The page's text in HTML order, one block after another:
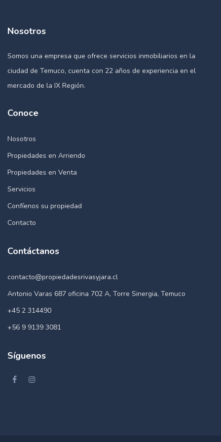
Nosotros
Somos una empresa que ofrece servicios inmobiliarios en la
ciudad de Temuco, cuenta con 22 años de experiencia en el
mercado de la IX Región.
Conoce
Nosotros
Propiedades en Arriendo
Propiedades en Venta
Servicios
Confíenos su propiedad
Contacto
Contáctanos
contacto@propiedadesrivasyjara.cl
Antonio Varas 687 oficina 702 A, Torre Sinergia, Temuco
+45 2 314490
+56 9 9139 3081
Síguenos